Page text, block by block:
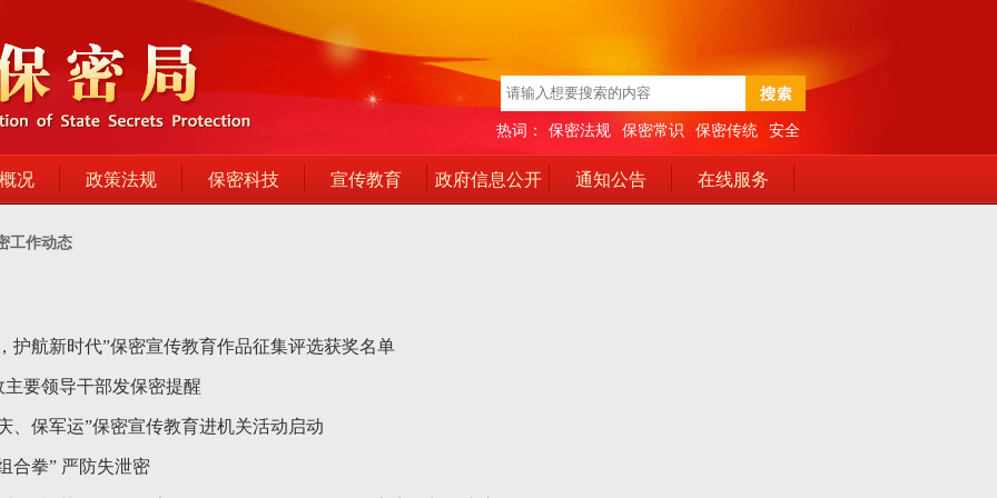
热词： 保密法规 保密常识 保密传统 安全
况 政策法规 保密科技 宣传教育 政府信息公开 通知公告 在线服务
工作动态
护航新时代”保密宣传教育作品征集评选获奖名单
要领导干部发保密提醒
、保军运”保密宣传教育进机关活动启动
合拳” 严防失泄密